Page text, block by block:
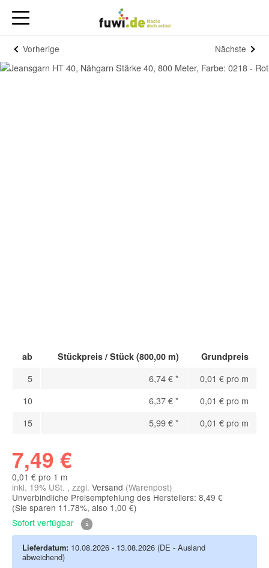
Vorherige Nächste
ab Stückpreis / Stück (800,00 m) Grundpreis
5 6,74 €*
0,01 € pro m
10
6,37 €*
0,01 € pro m
15
5,99 €* 0,01 € pro m
7,49 €
0,01 € pro 1 m
inkl. 19% USt. , zzgl. Versand (Warenpost)
Unverbindliche Preisempfehlung des Herstellers: 8,49 €
(Sie sparen 11.78%, also 1,00 €)
Sofort verfügbar
Lieferdatum: 10.08.2026 - 13.08.2026 (DE - Ausland
abweichend)